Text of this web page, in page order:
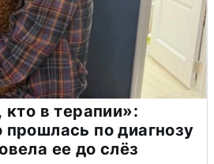
кто в терапии»:
по диагнозу
ее до слёз